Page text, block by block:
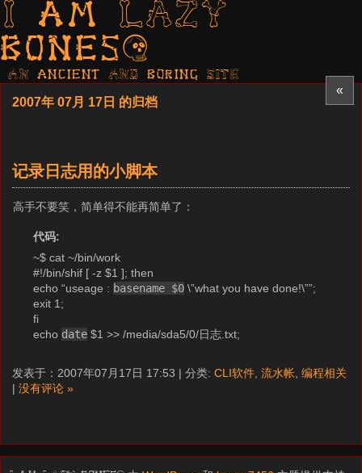
I am LAZY
bones?
AN ancient AND boring SITE
«
2007年 07月 17日 的归档
记录日志用的小脚本
高手不要笑，简单得不能再简单了：
代码:
~$ cat ~/bin/work
#!/bin/shif [ -z $1 ]; then
echo “useage : basename $0 \”what you have done!\””;
exit 1;
fi
echo date $1 >> /media/sda5/0/日志.txt;
发表于：2007年07月17日 17:53 | 分类: CLI软件 流水帐 编程相关
| 没有评论 »